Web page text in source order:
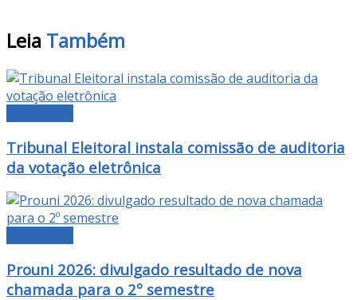
Leia Também
Tribunal Eleitoral instala comissão de auditoria
da votação eletrônica
Prouni 2026: divulgado resultado de nova
chamada para o 2º semestre